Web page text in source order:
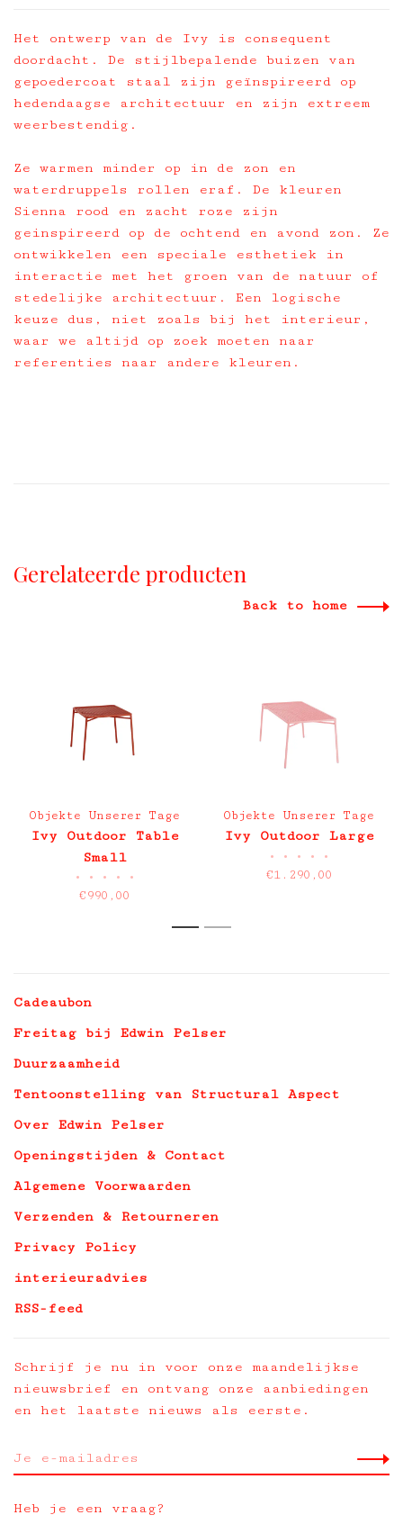
Het ontwerp van de Ivy is consequent
doordacht. De stijlbepalende buizen van
gepoedercoat staal zijn geïnspireerd op
hedendaagse architectuur en zijn extreem
weerbestendig.
Ze warmen minder op in de zon en
waterdruppels rollen eraf. De kleuren
Sienna rood en zacht roze zijn
geinspireerd op de ochtend en avond zon. Ze
ontwikkelen een speciale esthetiek in
interactie met het groen van de natuur of
stedelijke architectuur. Een logische
keuze dus, niet zoals bij het interieur,
waar we altijd op zoek moeten naar
referenties naar andere kleuren.
Gerelateerde producten
Back to home
Objekte Unserer Tage
Ivy Outdoor Table
Small
• • • • •
€990,00
Objekte Unserer Tage
Ivy Outdoor Large
• • • • •
€1.290,00
1 2
Cadeaubon
Freitag bij Edwin Pelser
Duurzaamheid
Tentoonstelling van Structural Aspect
Over Edwin Pelser
Openingstijden & Contact
Algemene Voorwaarden
Verzenden & Retourneren
Privacy Policy
interieuradvies
RSS-feed
Schrijf je nu in voor onze maandelijkse
nieuwsbrief en ontvang onze aanbiedingen
en het laatste nieuws als eerste.
Heb je een vraag?